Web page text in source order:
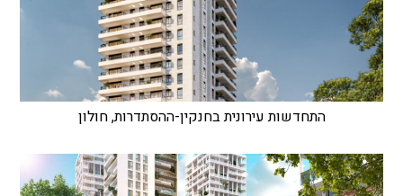
התחדשות עירונית בחנקין-ההסתדרות, חולון